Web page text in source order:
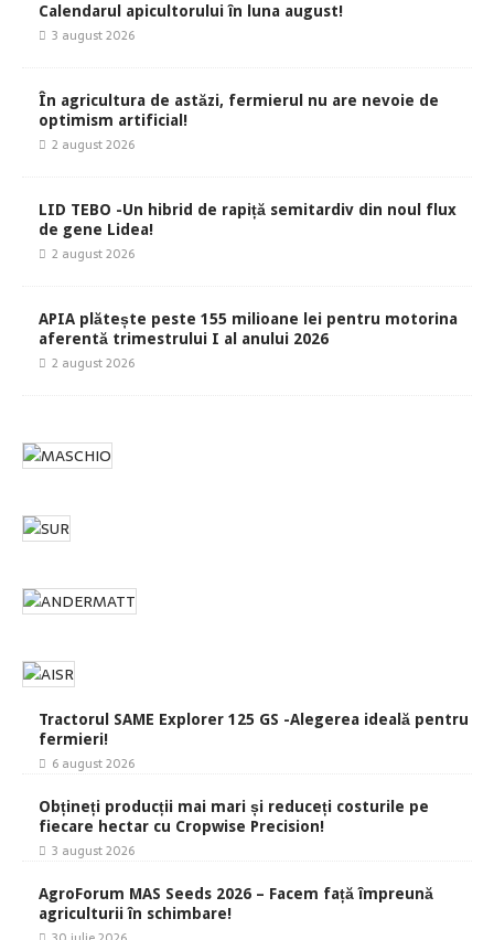
Calendarul apicultorului în luna august!
3 august 2026
În agricultura de astăzi, fermierul nu are nevoie de
optimism artificial!
2 august 2026
LID TEBO -Un hibrid de rapiță semitardiv din noul flux
de gene Lidea!
2 august 2026
APIA plătește peste 155 milioane lei pentru motorina
aferentă trimestrului I al anului 2026
2 august 2026
Tractorul SAME Explorer 125 GS -Alegerea ideală pentru
fermieri!
6 august 2026
Obțineți producții mai mari și reduceți costurile pe
fiecare hectar cu Cropwise Precision!
3 august 2026
AgroForum MAS Seeds 2026 – Facem față împreună
agriculturii în schimbare!